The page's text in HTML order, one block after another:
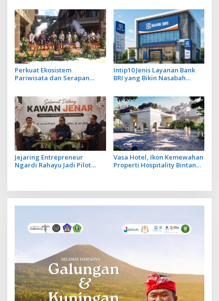
Perkuat Ekosistem
Pariwisata dan Serapan
KEK Kura Kura
Intip10 Jenis Layanan Bank
BRI yang Bikin Nasabah
Jejaring Entrepreneur
Ngardi Rahayu Jadi Pilot
Vasa Hotel, Ikon Kemewahan
Properti Hospitality Bintang